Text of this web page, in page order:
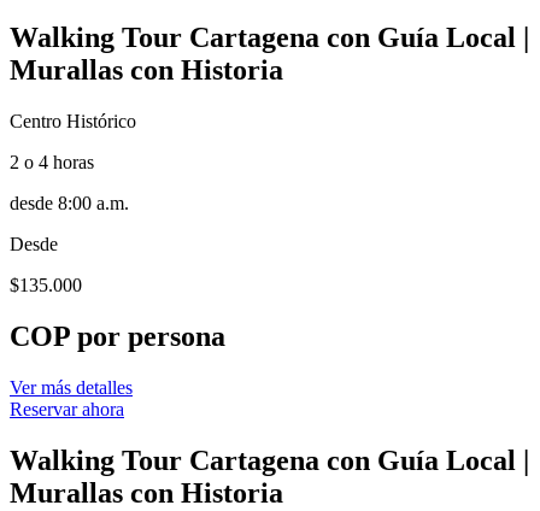
Walking Tour Cartagena con Guía Local |
Murallas con Historia
Centro Histórico
2 o 4 horas
desde 8:00 a.m.
Desde
$135.000
COP por persona
Ver más detalles
Reservar ahora
Walking Tour Cartagena con Guía Local |
Murallas con Historia